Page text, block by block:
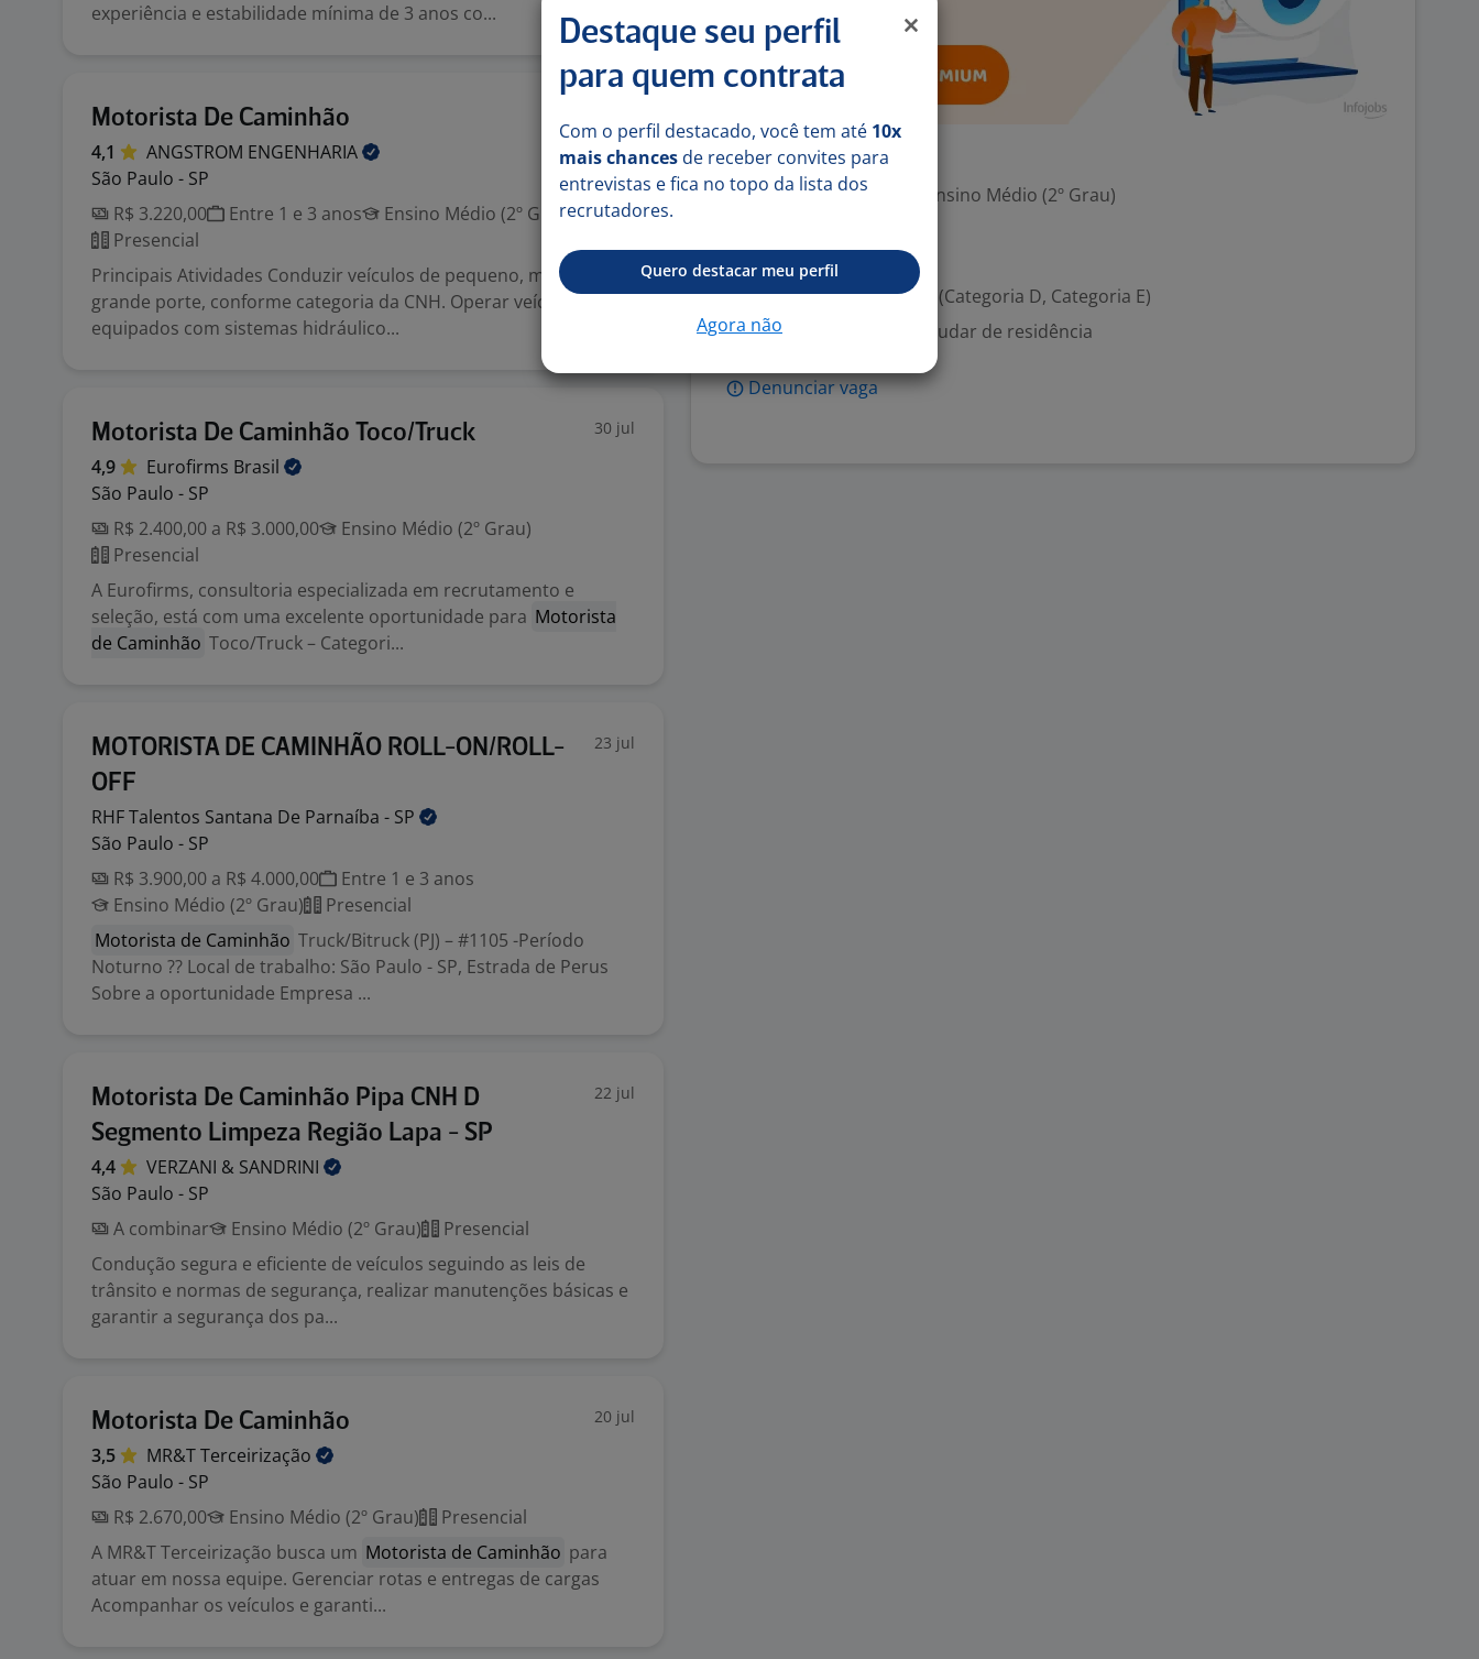
experiência e estabilidade mínima de 3 anos co...
Motorista De Caminhão
4,1 ANGSTROM ENGENHARIA
São Paulo - SP
R$ 3.220,00
Entre 1 e 3 anos
Ensino Médio (2º Grau)
Presencial
Principais Atividades Conduzir veículos de pequeno, médio e
grande porte, conforme categoria da CNH. Operar veículos
equipados com sistemas hidráulico...
Motorista De Caminhão Toco/Truck 30 jul
4,9 Eurofirms Brasil
São Paulo - SP
R$ 2.400,00 a R$ 3.000,00
Ensino Médio (2º Grau)
Presencial
A Eurofirms, consultoria especializada em recrutamento e
seleção, está com uma excelente oportunidade para Motorista
de Caminhão Toco/Truck – Categori...
MOTORISTA DE CAMINHÃO ROLL-ON/ROLL-
OFF
23 jul
RHF Talentos Santana De Parnaíba - SP
São Paulo - SP
R$ 3.900,00 a R$ 4.000,00
Entre 1 e 3 anos
Ensino Médio (2º Grau)
Presencial
Motorista de Caminhão Truck/Bitruck (PJ) – #1105 -Período
Noturno ?? Local de trabalho: São Paulo - SP, Estrada de Perus
Sobre a oportunidade Empresa ...
Motorista De Caminhão Pipa CNH D
Segmento Limpeza Região Lapa - SP
22 jul
4,4 VERZANI & SANDRINI
São Paulo - SP
A combinar
Ensino Médio (2º Grau)
Presencial
Condução segura e eficiente de veículos seguindo as leis de
trânsito e normas de segurança, realizar manutenções básicas e
garantir a segurança dos pa...
Motorista De Caminhão 20 jul
3,5 MR&TTerceirização
São Paulo - SP
R$ 2.670,00
Ensino Médio (2º Grau)
Presencial
A MR&T Terceirização busca um Motorista de Caminhão para
atuar em nossa equipe. Gerenciar rotas e entregas de cargas
Acompanhar os veículos e garanti...
Exigências
Escolaridade Mínima: Ensino Médio (2º Grau)
Valorizado
Habilitação para dirigir (Categoria D, Categoria E)
Disponibilidade para mudar de residência
Denunciar vaga
Destaque seu perfil
para quem contrata
Com o perfil destacado, você tem até 10x
mais chances de receber convites para
entrevistas e fica no topo da lista dos
recrutadores.
Quero destacar meu perfil
Agora não